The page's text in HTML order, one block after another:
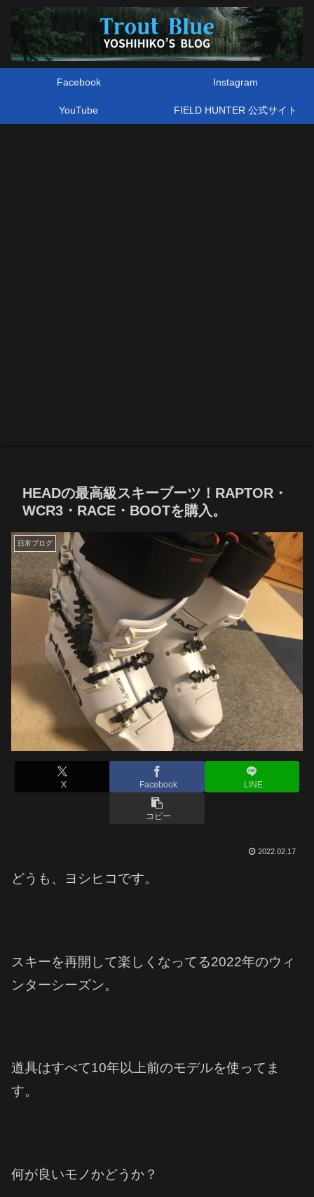
Facebook Instagram
YouTube FIELD HUNTER 公式サイト
HEADの最高級スキーブーツ！RAPTOR・
WCR3・RACE・BOOTを購入。
日常ブログ
X Facebook LINE
コピー
2022.02.17
どうも、ヨシヒコです。
スキーを再開して楽しくなってる2022年のウィ
ンターシーズン。
道具はすべて10年以上前のモデルを使ってま
す。
何が良いモノかどうか？